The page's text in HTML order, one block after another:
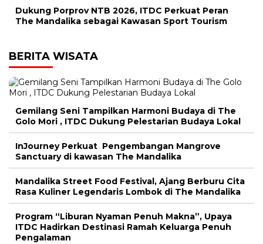
Dukung Porprov NTB 2026, ITDC Perkuat Peran
The Mandalika sebagai Kawasan Sport Tourism
BERITA WISATA
Gemilang Seni Tampilkan Harmoni Budaya di The
Golo Mori , ITDC Dukung Pelestarian Budaya Lokal
InJourney Perkuat Pengembangan Mangrove
Sanctuary di kawasan The Mandalika
Mandalika Street Food Festival, Ajang Berburu Cita
Rasa Kuliner Legendaris Lombok di The Mandalika
Program “Liburan Nyaman Penuh Makna”, Upaya
ITDC Hadirkan Destinasi Ramah Keluarga Penuh
Pengalaman